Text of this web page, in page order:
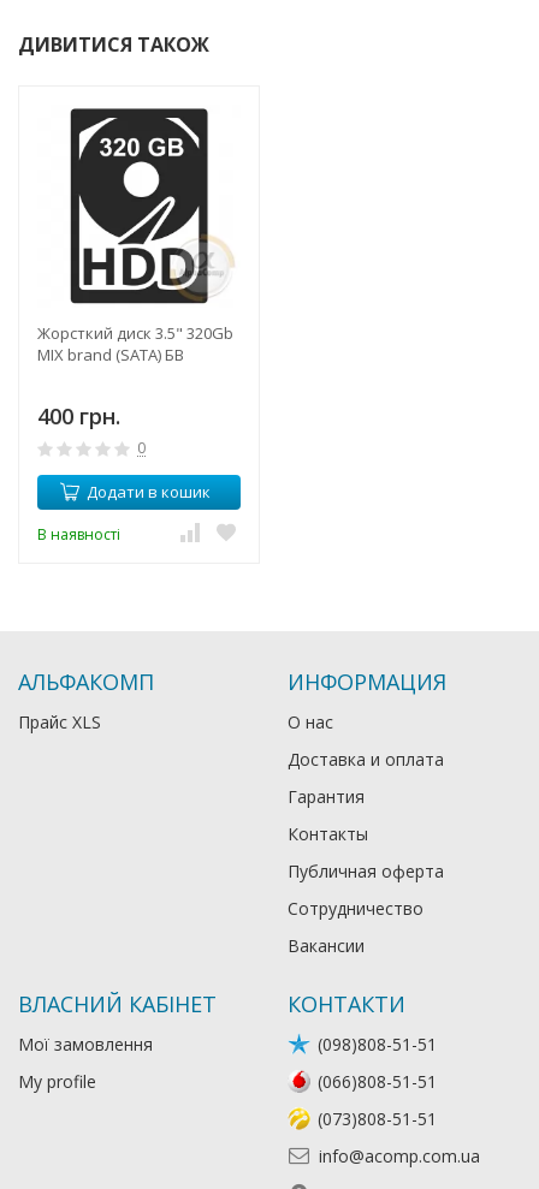
ДИВИТИСЯ ТАКОЖ
Жорсткий диск 3.5" 320Gb
MIX brand (SATA) БВ
400 грн.
0
Додати в кошик
В наявності
АЛЬФАКОМП
Прайс XLS
ИНФОРМАЦИЯ
О нас
Доставка и оплата
Гарантия
Контакты
Публичная оферта
Сотрудничество
Вакансии
ВЛАСНИЙ КАБІНЕТ
Мої замовлення
My profile
КОНТАКТИ
(098)808-51-51
(066)808-51-51
(073)808-51-51
info@acomp.com.ua